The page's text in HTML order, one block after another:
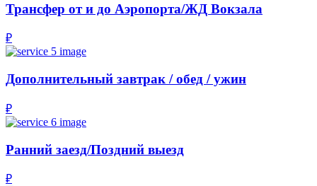
Трансфер от и до Аэропорта/ЖД Вокзала
₽
Дополнительный завтрак / обед / ужин
₽
Ранний заезд/Поздний выезд
₽